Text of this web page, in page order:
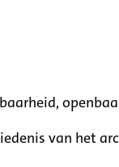
van het